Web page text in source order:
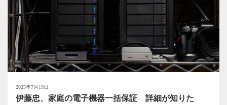
2025年7月19日
伊藤忠、家庭の電子機器一括保証 詳細が知りた